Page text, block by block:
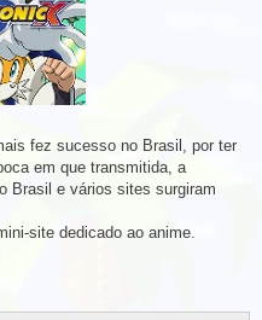
fez sucesso no Brasil, por ter
em que transmitida, a
Brasil e vários sites surgiram
site dedicado ao anime.